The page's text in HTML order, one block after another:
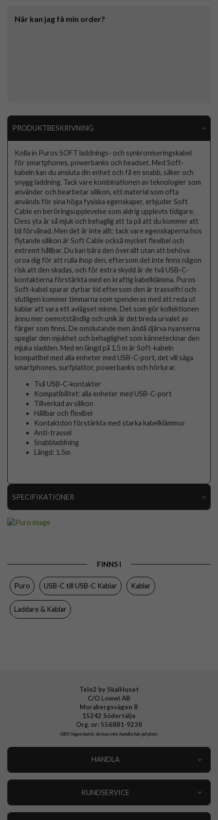
När kan jag få min order?
PRODUKTBESKRIVNING
Kolla in Puros SOFT laddnings- och synkroniseringskabel
för smartphones, powerbanks och headset. Med Soft-
kabeln kan du ansluta din enhet och få en snabb, säker och
snygg laddning. Tack vare kombinationen av teknologier som
använder och bearbetar silikon, ett material som ofta
används för sina höga fysiska egenskaper, erbjuder Soft
Cable en beröringsupplevelse som aldrig upplevts tidigare.
Dess yta är så mjuk och behaglig att ta på att du kommer att
bli förvånad. Men det är inte allt: tack vare egenskaperna hos
flytande silikon är Soft Cable också mycket flexibel och
extremt hållbar. Du kan bära den överallt utan att behöva
oroa dig för att rulla ihop den, eftersom det inte finns någon
risk att den skadas, och för extra skydd är de två USB-C-
kontakterna förstärkta med en kraftig kabelklämma. Puros
Soft-kabel sparar dyrbar tid eftersom den är trasselfri och
slutligen kommer timmarna som spenderas med att reda ut
kablar att vara ett avlägset minne. Det som gör kollektionen
ännu mer oemotståndlig och unik är det breda urvalet av
färger som finns. De omslutande men ändå djärva nyanserna
speglar den mjukhet och behaglighet som kännetecknar den
mjuka sladden. Med en längd på 1.5 m är Soft-kabeln
kompatibel med alla enheter med USB-C-port, det vill säga
smartphones, surfplattor, powerbanks och hörlurar.
Två USB-C-kontakter
Kompatibilitet: alla enheter med USB-C-port
Tillverkad av silikon
Hållbar och flexibel
Kontaktdon förstärkta med starka kabelklämmor
Anti-trassel
Snabbladdning
Längd: 1.5m
SPECIFIKATIONER
Material
Tillverkarens art nr
FINNS I
Puro USB-C till USB-C Kablar Kablar
Laddare & Kablar
Tele2 by SkalHuset
C/O Lowwi AB
Morabergsvägen 8
15242 Södertälje
Org. nr: 556881-9238
OBS!Ingen butik, du kan inte handla här på plats
HANDLA
KUNDSERVICE